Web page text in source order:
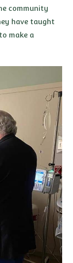
community
have taught
make a